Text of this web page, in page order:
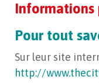
Informations
Pour tout
Sur leur site
http://